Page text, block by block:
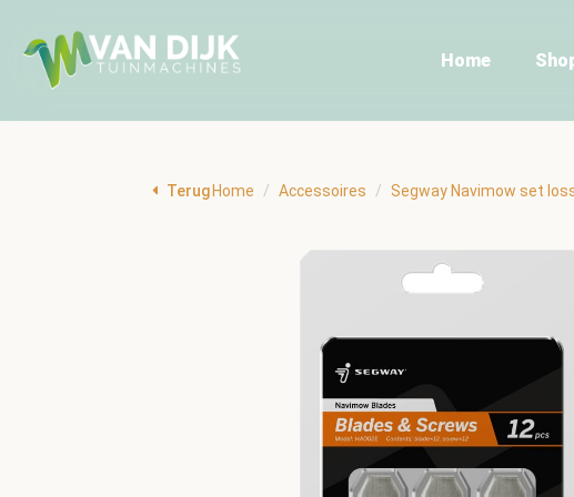
Home
Terug Home Accessoires Segway Navimow set